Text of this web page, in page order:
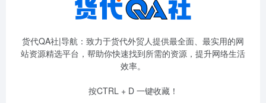
货代QA社|导航：致力于货代外贸人提供最全面、最实用的网
站资源精选平台，帮助你快速找到所需的资源，提升网络生活
效率。
按CTRL + D 一键收藏！